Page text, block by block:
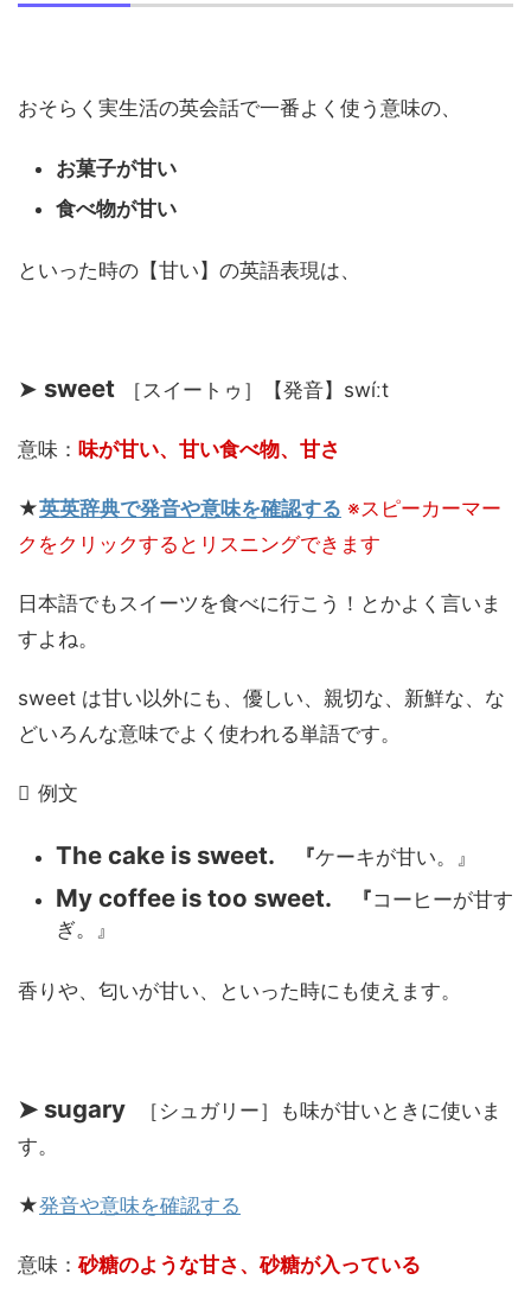
おそらく実生活の英会話で一番よく使う意味の、
お菓子が甘い
食べ物が甘い
といった時の【甘い】の英語表現は、
➤ sweet ［スイートゥ］【発音】swíːt
意味： 味が甘い、甘い食べ物、甘さ
★英英辞典で発音や意味を確認する ※スピーカーマー
クをクリックするとリスニングできます
日本語でもスイーツを食べに行こう！とかよく言いま
すよね。
sweet は甘い以外にも、優しい、親切な、新鮮な、な
どいろんな意味でよく使われる単語です。
例文
The cake is sweet. 『ケーキが甘い。』
My coffee is too sweet. 『コーヒーが甘す
ぎ。』
香りや、匂いが甘い、といった時にも使えます。
➤ sugary
［シュガリー］も味が甘いときに使いま
す。
★発音や意味を確認する
意味：砂糖のような甘さ、砂糖が入っている